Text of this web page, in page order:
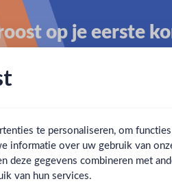
Ben jij 18 jaar of
te personaliseren, om
informatie over uw gebruik van
deze gegevens combineren met
van hun services.
op je eerste
Claim mijn korting